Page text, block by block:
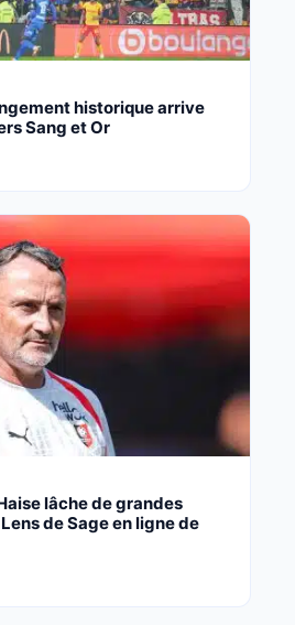
historique arrive
Sang et Or
lâche de grandes
de Sage en ligne de